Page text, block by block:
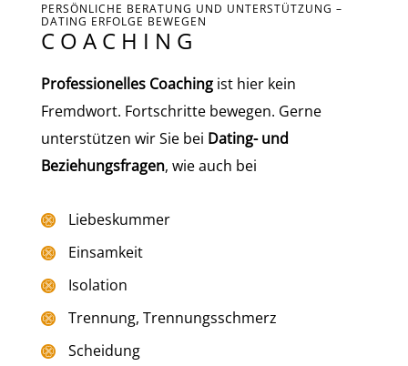
PERSÖNLICHE BERATUNG UND UNTERSTÜTZUNG –
DATING ERFOLGE BEWEGEN
COACHING
Professionelles Coachingist hier kein
Fremdwort. Fortschritte bewegen. Gerne
unterstützen wir Sie bei Dating- und
Beziehungsfragen, wie auch bei
Liebeskummer
Einsamkeit
Isolation
Trennung, Trennungsschmerz
Scheidung